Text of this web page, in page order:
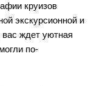
круизов
экскурсионной и
вас ждет уютная
по-